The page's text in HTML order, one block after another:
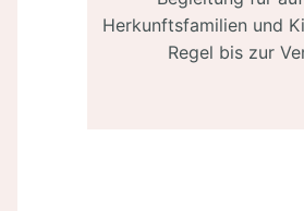
Herkunftsfamilien und
Regel bis zur